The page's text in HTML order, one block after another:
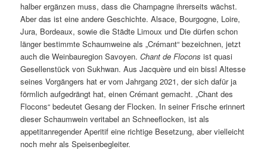
halber ergänzen muss, dass die Champagne ihrerseits wächst.
Aber das ist eine andere Geschichte. Alsace, Bourgogne, Loire,
Jura, Bordeaux, sowie die Städte Limoux und Die dürfen schon
länger bestimmte Schaumweine als „Crémant“ bezeichnen, jetzt
auch die Weinbauregion Savoyen.Chant de Floconsist quasi
Gesellenstück von Sukhwan. Aus Jacquère und ein bissl Altesse
seines Vorgängers hat er vom Jahrgang 2021, der sich dafür ja
förmlich aufgedrängt hat, einen Crémant gemacht. „Chant des
Flocons“ bedeutet Gesang der Flocken. In seiner Frische erinnert
dieser Schaumwein veritabel an Schneeflocken, ist als
appetitanregender Aperitif eine richtige Besetzung, aber vielleicht
noch mehr als Speisenbegleiter.